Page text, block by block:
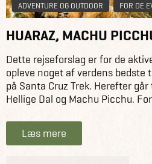
ADVENTURE OG OUTDOOR FOR DE
HUARAZ, MACHU
Dette rejseforslag er for de
opleve noget af verdens bedste
på Santa Cruz Trek. Herefter
Hellige Dal og Machu Picchu.
Læs mere